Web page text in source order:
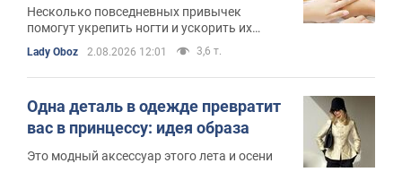
Несколько повседневных привычек
помогут укрепить ногти и ускорить их
Lady Oboz 2.08.2026 12:01 3,6 т.
Одна деталь в одежде превратит
вас в принцессу: идея образа
Это модный аксессуар этого лета и осени